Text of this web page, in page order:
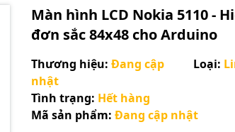
Màn hình LCD Nokia 5110 -
đơn sắc 84x48 cho Arduino
Thương hiệu: Đang cập
nhật
Loại:
Tình trạng: Hết hàng
Mã sản phẩm: Đang cập nhật